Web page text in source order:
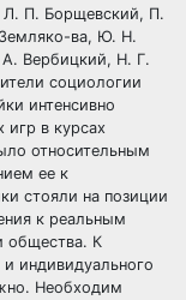
Л. П. Борщевский, П.
ва, Ю. Н.
Вербицкий, Н. Г.
социологии
интенсивно
в курсах
относительным
ее к
стояли на позиции
к реальным
общества. К
индивидуального
Необходим